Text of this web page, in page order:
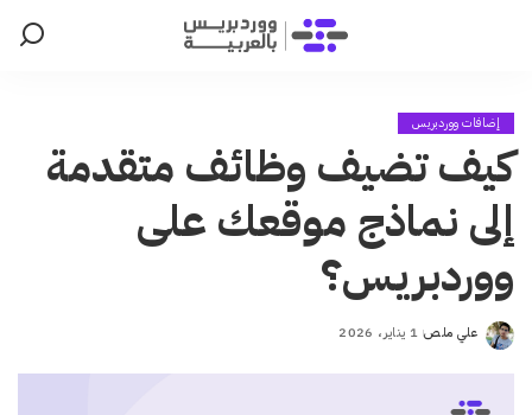
إضافات ووردبريس
كيف تضيف وظائف متقدمة
إلى نماذج موقعك على
ووردبريس؟
Posted
علي ملص 1 يناير، 2026